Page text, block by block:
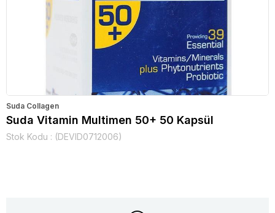
Suda Collagen
Suda Vitamin Multimen 50+ 50 Kapsül
Stok Kodu (DEVID0712006)